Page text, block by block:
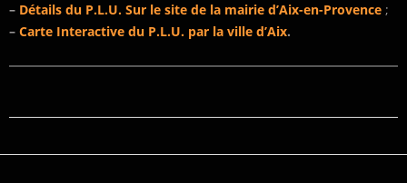
– Détails du P.L.U. Sur le site de la mairie d’Aix-en-Provence ;
– Carte Interactive du P.L.U. par la ville d’Aix.